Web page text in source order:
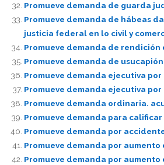
Promueve demanda de guarda
Promueve demanda de hábeas
justicia federal en lo civil y
Promueve demanda de rendición
Promueve demanda de
Promueve demanda ejecutiva
Promueve demanda ejecutiva
Promueve demanda ordinaria.
Promueve demanda para
Promueve demanda por
Promueve demanda por
Promueve demanda por